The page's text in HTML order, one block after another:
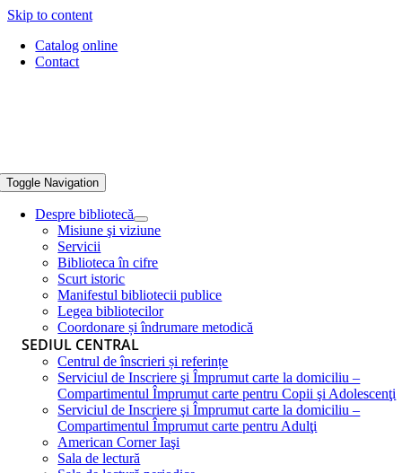
Skip to content
Catalog online
Contact
Toggle Navigation
Despre bibliotecă
Misiune şi viziune
Servicii
Biblioteca în cifre
Scurt istoric
Manifestul bibliotecii publice
Legea bibliotecilor
Coordonare și îndrumare metodică
SEDIUL CENTRAL
Centrul de înscrieri și referințe
Serviciul de Inscriere şi Împrumut carte la domiciliu –
Compartimentul Împrumut carte pentru Copii şi Adolescenţi
Serviciul de Inscriere şi Împrumut carte la domiciliu –
Compartimentul Împrumut carte pentru Adulţi
American Corner Iaşi
Sala de lectură